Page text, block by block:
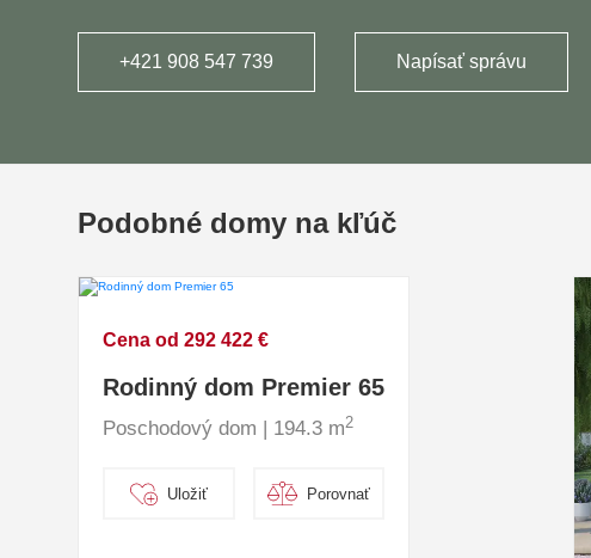
+421 908 547 739 Napísať správu
Podobné domy na kľúč
Cena od 292 422 €
Rodinný dom Premier 65
Poschodový dom | 194.3 m2
Uložiť Porovnať